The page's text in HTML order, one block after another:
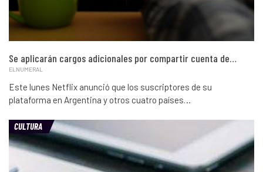
Se aplicarán cargos adicionales por compartir cuenta de…
ELNUMERAL
Este lunes Netflix anunció que los suscriptores de su
plataforma en Argentina y otros cuatro países…
CULTURA